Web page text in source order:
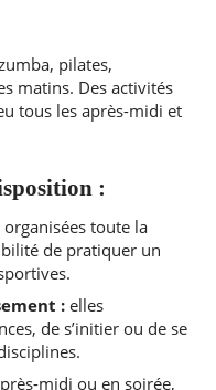
pilates,
matins. Des activités
tous les après-midi et
:
organisées toute la
de pratiquer un
:elles
de s’initier ou de se
midi ou en soirée,